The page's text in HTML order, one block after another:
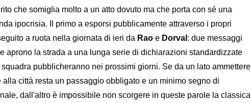
che somiglia molto a un atto dovuto ma che porta con sé una
ipocrisia. Il primo a esporsi pubblicamente attraverso i propri
a ruota nella giornata di ieri da Rao e Dorval : due messaggi
aprono la strada a una lunga serie di dichiarazioni standardizzate
pubblicheranno nei prossimi giorni. Se da un lato ammettere
alla città resta un passaggio obbligato e un minimo segno di
dall'altro è impossibile non scorgere in queste parole la classica